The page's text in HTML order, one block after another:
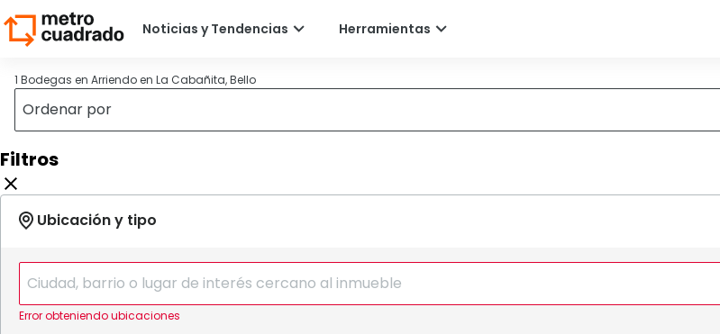
1 Bodegas en Arriendo en La Cabañita, Bello
Filtros
Error obteniendo ubicaciones